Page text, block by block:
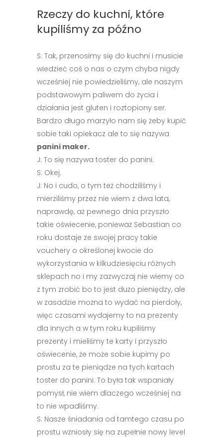
Rzeczy do kuchni, które
kupiliśmy za późno
S: Tak, przenosimy się do kuchni i musicie
wiedzieć coś o nas o czym chyba nigdy
wcześniej nie powiedzieliśmy, ale naszym
podstawowym paliwem do życia i
działania jest gluten i roztopiony ser.
Bardzo długo marzyło nam się żeby kupić
sobie taki opiekacz ale to się nazywa
panini maker.
J: To się nazywa toster do panini.
S: Okej.
J: No i cudo, o tym też chodziliśmy i
mierziliśmy przez nie wiem z dwa lata,
naprawdę, aż pewnego dnia przyszło
takie oświecenie, ponieważ Sebastian co
roku dostaje ze swojej pracy takie
vouchery o określonej kwocie do
wykorzystania w kilkudziesięciu różnych
sklepach no i my zazwyczaj nie wiemy co
z tym zrobić bo to jest dużo pieniędzy, ale
w zasadzie można to wydać na pierdoły,
więc czasami wydajemy to na prezenty
dla innych a w tym roku kupiliśmy
prezenty i mieliśmy te karty i przyszło
oświecenie, że może sobie kupimy po
prostu za te pieniądze na tych kartach
toster do panini. To była tak wspaniały
pomysł, nie wiem dlaczego wcześniej na
to nie wpadliśmy.
S: Nasze śniadania od tamtego czasu po
prostu wzniosły się na zupełnie nowy level